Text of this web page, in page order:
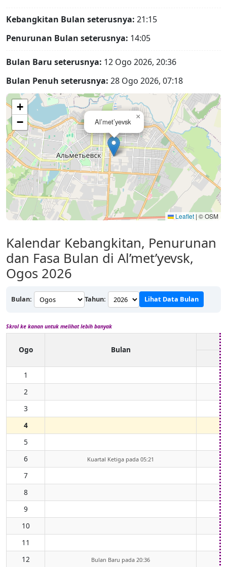
Kebangkitan Bulan seterusnya: 21:15
Penurunan Bulan seterusnya: 14:05
Bulan Baru seterusnya: 12 Ogo 2026, 20:36
Bulan Penuh seterusnya: 28 Ogo 2026, 07:18
Al’met’yevsk
×
+
−
Leaflet | © OSM
Kalendar Kebangkitan, Penurunan
dan Fasa Bulan di Al’met’yevsk,
Ogos 2026
Bulan: Tahun: Lihat Data Bulan
Skrol ke kanan untuk melihat lebih banyak
Ogo Bulan
1
2
3
4
5
6
Kuartal Ketiga pada 05:21
7
8
9
10
11
12
Bulan Baru pada 20:36